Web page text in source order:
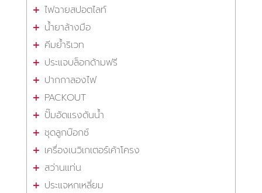
ไฟฉายสปอตไลท์
น้ำยาล้างมือ
คีมย้ำริเวท
ประแจบล็อกด้ามฟรี
ปากกาลองไฟ
PACKOUT
ปั๊มอัดแรงดันน้ำ
ชุดลูกบ๊อกซ์
เครื่องเนวิเกเตอร์เค้าโครง
สว่านแท่น
ประแจหกเหลี่ยม